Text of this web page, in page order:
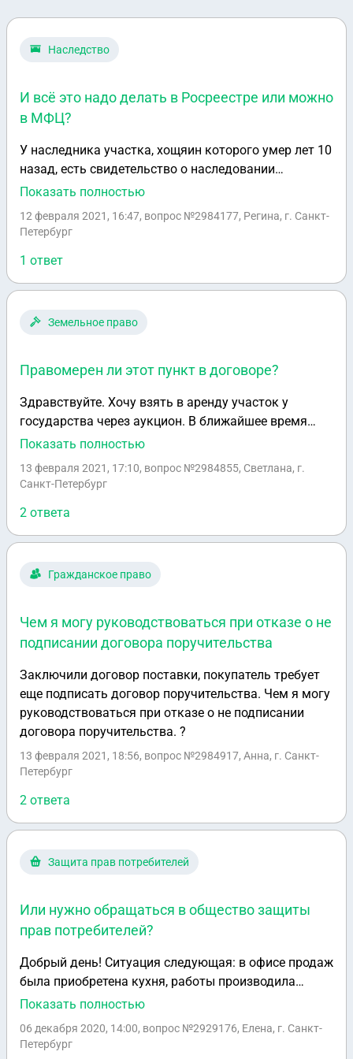
Наследство
И всё это надо делать в Росреестре или можно
в МФЦ?
У наследника участка, хощяин которого умер лет 10
назад, есть свидетельство о наследовании
заверенное нотариусрм. Но право собственности не
участок утеряны. Участок всё это время заброшен.
много ли займёт времени сделка с одновременной
регистрацией права собственности наследника по
доверенность для совершения сделок без его
(кадастровый паспорт)? И всё это надо делать в
Росреестре или можно в МФЦ? И вообще, можно ли
восстанавливать документы на участок без
жто время и не хочет заниматься всей этой
беготнёй. Спасибо.
Показать полностью
12 февраля 2021, 16:47, вопрос №2984177, Регина, г. Санкт-
Петербург
1 ответ
Земельное право
Правомерен ли этот пункт в договоре?
Здравствуйте. Хочу взять в аренду участок у
государства через аукцион. В ближайшее время
планирую построить на нем дом, выкупить участок
увидела в договоре такой пункт, что в этом случае
которые прописаны в договоре. Правомерен ли этот
пункт в договоре?
Показать полностью
13 февраля 2021, 17:10, вопрос №2984855, Светлана, г.
Санкт-Петербург
2 ответа
Гражданское право
Чем я могу руководствоваться при отказе о не
подписании договора поручительства
Заключили договор поставки, покупатель требует
еще подписать договор поручительства. Чем я могу
руководствоваться при отказе о не подписании
договора поручительства. ?
13 февраля 2021, 18:56, вопрос №2984917, Анна, г. Санкт-
Петербург
2 ответа
Защита прав потребителей
Или нужно обращаться в общество защиты
прав потребителей?
Добрый день! Ситуация следующая: в офисе продаж
была приобретена кухня, работы производила
фабрика, договор заключался с офисом
фасад посудомойки короче всего остального
Показать полностью
06 декабря 2020, 14:00, вопрос №2929176, Елена, г. Санкт-
Петербург